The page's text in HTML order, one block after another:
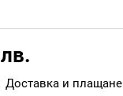
лв.
Доставка и плащане